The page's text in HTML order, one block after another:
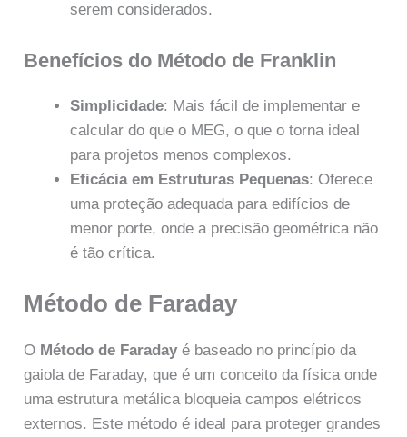
serem considerados.
Benefícios do Método de Franklin
Simplicidade: Mais fácil de implementar e
calcular do que o MEG, o que o torna ideal
para projetos menos complexos.
Eficácia em Estruturas Pequenas: Oferece
uma proteção adequada para edifícios de
menor porte, onde a precisão geométrica não
é tão crítica.
Método de Faraday
O Método de Faraday é baseado no princípio da
gaiola de Faraday, que é um conceito da física onde
uma estrutura metálica bloqueia campos elétricos
externos. Este método é ideal para proteger grandes